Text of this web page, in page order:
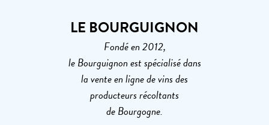
LE BOURGUIGNON
Fondé en 2012,
le Bourguignon est spécialisé dans
la vente en ligne de vins des
producteurs récoltants
de Bourgogne.